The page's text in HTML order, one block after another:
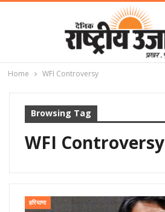
Home WFI Controversy
Browsing Tag
WFI Controversy
हरियाणा